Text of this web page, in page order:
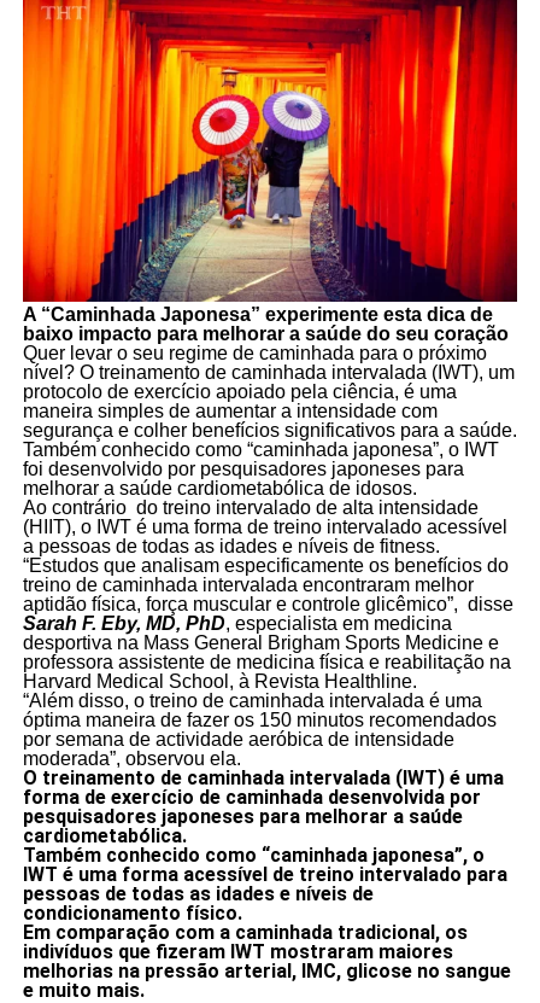
A “Caminhada Japonesa” experimente esta dica de
baixo impacto para melhorar a saúde do seu coração
Quer levar o seu regime de caminhada para o próximo
nível? O treinamento de caminhada intervalada (IWT), um
protocolo de exercício apoiado pela ciência, é uma
maneira simples de aumentar a intensidade com
segurança e colher benefícios significativos para a saúde.
Também conhecido como “caminhada japonesa”, o IWT
foi desenvolvido por pesquisadores japoneses para
melhorar a saúde cardiometabólica de idosos.
Ao contrário do treino intervalado de alta intensidade
(HIIT), o IWT é uma forma de treino intervalado acessível
a pessoas de todas as idades e níveis de fitness.
“Estudos que analisam especificamente os benefícios do
treino de caminhada intervalada encontraram melhor
aptidão física, força muscular e controle glicêmico”, disse
Sarah F. Eby, MD, PhD, especialista em medicina
desportiva na Mass General Brigham Sports Medicine e
professora assistente de medicina física e reabilitação na
Harvard Medical School, à Revista Healthline.
“Além disso, o treino de caminhada intervalada é uma
óptima maneira de fazer os 150 minutos recomendados
por semana de actividade aeróbica de intensidade
moderada”, observou ela.
O treinamento de caminhada intervalada (IWT) é uma
forma de exercício de caminhada desenvolvida por
pesquisadores japoneses para melhorar a saúde
cardiometabólica.
Também conhecido como “caminhada japonesa”, o
IWT é uma forma acessível de treino intervalado para
pessoas de todas as idades e níveis de
condicionamento físico.
Em comparação com a caminhada tradicional, os
indivíduos que fizeram IWT mostraram maiores
melhorias na pressão arterial, IMC, glicose no sangue
e muito mais.